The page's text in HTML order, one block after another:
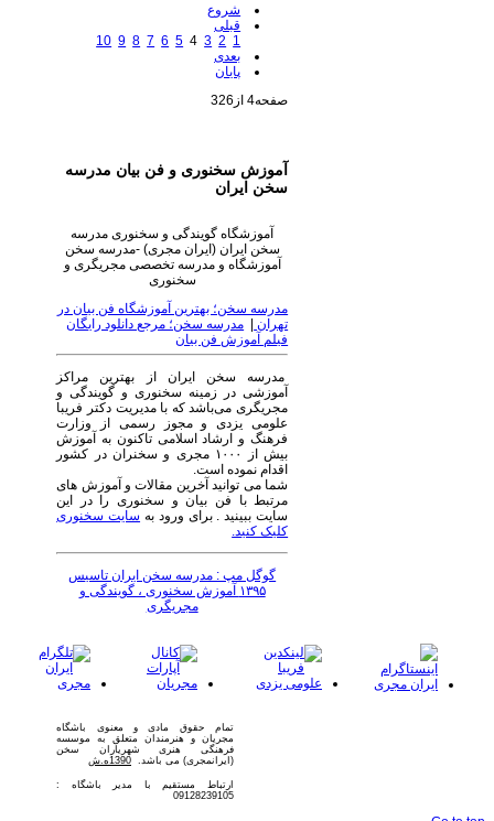
شروع
قبلی
1
2
3
4
5
6
7
8
9
10
بعدی
پایان
صفحه4 از326
آموزش سخنوری و فن بیان مدرسه
سخن ایران
آموزشگاه گویندگی و سخنوری مدرسه
سخن ایران (ایران مجری) -مدرسه سخن
آموزشگاه و مدرسه تخصصی مجریگری و
سخنوری
مدرسه سخن؛ بهترین آموزشگاه فن بیان در
تهران | مدرسه سخن؛ مرجع دانلود رایگان
فیلم آموزش فن بیان
مدرسه سخن ایران از بهترین مراکز
آموزشی در زمینه سخنوری و گویندگی و
مجریگری می‌باشد که با مدیریت دکتر فریبا
علومی یزدی و مجوز رسمی از وزارت
فرهنگ و ارشاد اسلامی تاکنون به آموزش
بیش از ۱۰۰۰ مجری و سخنران در کشور
اقدام نموده است.
شما می توانید آخرین مقالات و آموزش های
مرتبط با فن بیان و سخنوری را در این
سایت ببینید . برای ورود به سایت سخنوری
کلیک کنید.
گوگل مپ : مدرسه سخن ایران تاسیس
۱۳۹۵ آموزش سخنوری ، گویندگی و
مجریگری
تمام حقوق مادی و معنوی باشگاه
مجریان و هنرمندان متعلق به موسسه
فرهنگی هنری شهریاران سخن
(ایرانمجری) می باشد. 1390ه.ش
ارتباط مستقیم با مدیر باشگاه :
09128239105